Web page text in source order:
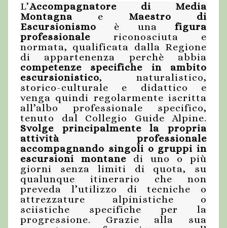
L’Accompagnatore di Media
Montagna e Maestro di
Escursionismo è una figura
professionale riconosciuta e
normata, qualificata dalla Regione
di appartenenza perchè abbia
competenze specifiche in ambito
escursionistico, naturalistico,
storico-culturale e didattico e
venga quindi regolarmente iscritta
all’albo professionale specifico,
tenuto dal Collegio Guide Alpine.
Svolge principalmente la propria
attività professionale
accompagnando singoli o gruppi in
escursioni montane di uno o più
giorni senza limiti di quota, su
qualunque itinerario che non
preveda l’utilizzo di tecniche o
attrezzature alpinistiche o
sciistiche specifiche per la
progressione. Grazie alla sua